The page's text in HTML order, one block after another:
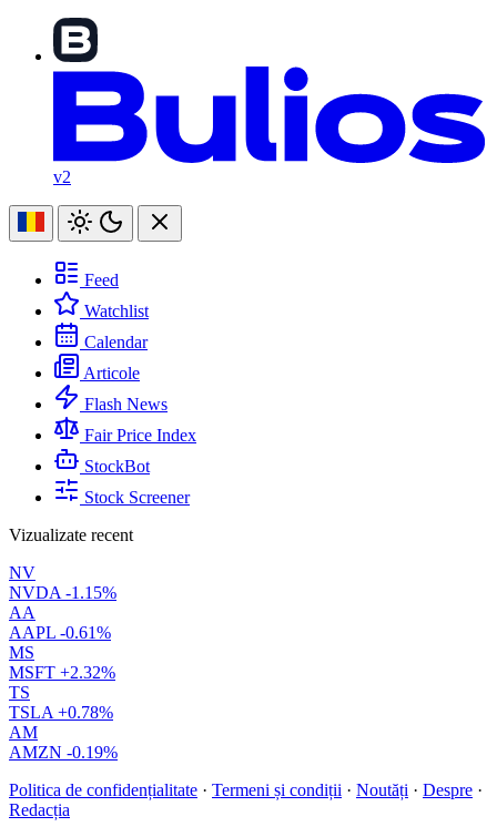
v2
Feed
Watchlist
Calendar
Articole
Flash News
Fair Price Index
StockBot
Stock Screener
Vizualizate recent
NV
NVDA -1.15%
AA
AAPL -0.61%
MS
MSFT +2.32%
TS
TSLA +0.78%
AM
AMZN -0.19%
Politica de confidențialitate · Termeni și condiții · Noutăți · Despre ·
Redacția